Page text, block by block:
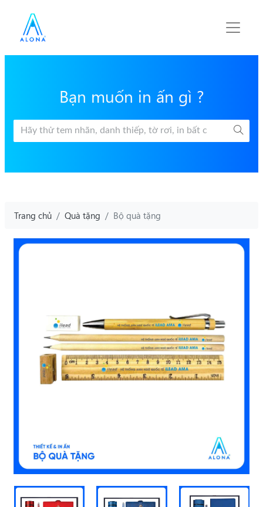
Bạn muốn in ấn gì ?
Trang chủ Quà tặng Bộ quà tặng